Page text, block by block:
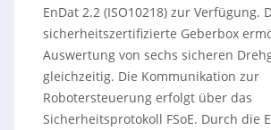
EnDat 2.2 (ISO10218) zur Verfügung.
sicherheitszertifizierte Geberbox
Auswertung von sechs sicheren
gleichzeitig. Die Kommunikation zur
Robotersteuerung erfolgt über das
Sicherheitsprotokoll FSoE. Durch die